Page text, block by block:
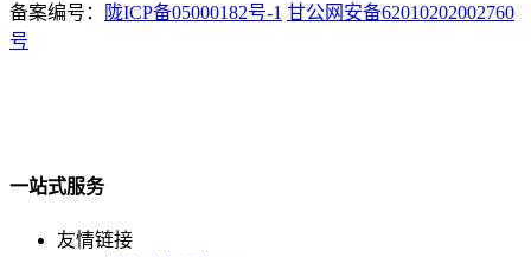
备案编号： 陇ICP备05000182号-1 甘公网安备62010202002760
号
一站式服务
友情链接